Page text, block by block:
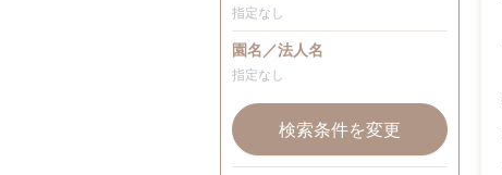
指定なし
園名／法人名
指定なし
検索条件を変更